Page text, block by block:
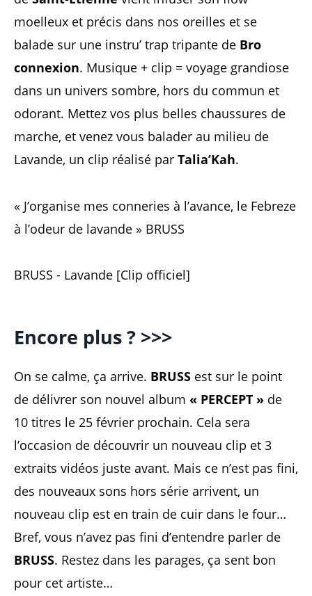
moelleux et précis dans nos oreilles et se
balade sur une instru’ trap tripante de Bro
connexion. Musique + clip = voyage grandiose
dans un univers sombre, hors du commun et
odorant. Mettez vos plus belles chaussures de
marche, et venez vous balader au milieu de
Lavande, un clip réalisé par Talia’Kah.
« J’organise mes conneries à l’avance, le Febreze
à l’odeur de lavande » BRUSS
BRUSS - Lavande [Clip officiel]
Encore plus ? >>>
On se calme, ça arrive. BRUSS est sur le point
de délivrer son nouvel album « PERCEPT » de
10 titres le 25 février prochain. Cela sera
l’occasion de découvrir un nouveau clip et 3
extraits vidéos juste avant. Mais ce n’est pas fini,
des nouveaux sons hors série arrivent, un
nouveau clip est en train de cuir dans le four…
Bref, vous n’avez pas fini d’entendre parler de
BRUSS. Restez dans les parages, ça sent bon
pour cet artiste…